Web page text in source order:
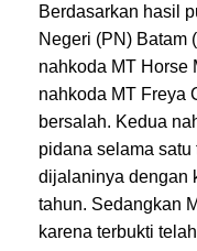
Berdasarkan hasil
Negeri (PN) Batam
nahkoda MT Horse
nahkoda MT Freya
bersalah. Kedua
pidana selama
dijalaninya dengan
tahun. Sedangkan
karena terbukti